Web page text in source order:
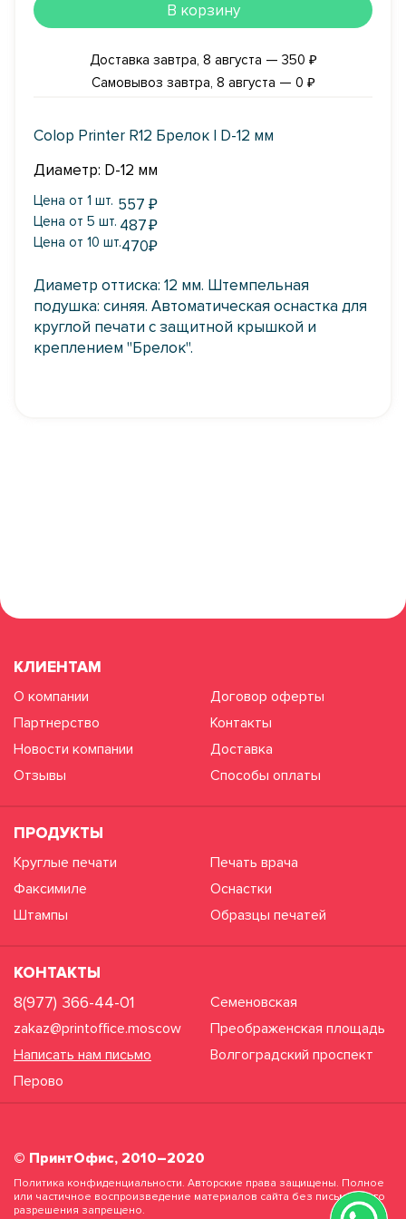
В корзину
Доставка завтра, 8 августа — 350 ₽
Самовывоз завтра, 8 августа — 0 ₽
Colop Printer R12 Брелок | D-12 мм
Диаметр: D-12 мм
Цена от 1 шт. 557 ₽
Цена от 5 шт. 487₽
Цена от 10 шт.470₽
Диаметр оттиска: 12 мм. Штемпельная
подушка: синяя. Автоматическая оснастка для
круглой печати с защитной крышкой и
креплением "Брелок".
КЛИЕНТАМ
О компании
Партнерство
Новости компании
Отзывы
Договор оферты
Контакты
Доставка
Способы оплаты
ПРОДУКТЫ
Круглые печати
Факсимиле
Штампы
Печать врача
Оснастки
Образцы печатей
КОНТАКТЫ
8(977) 366-44-01
zakaz@printoffice.moscow
Написать нам письмо
Перово
Семеновская
Преображенская площадь
Волгоградский проспект
© ПринтОфис, 2010–2020
Политика конфиденциальности. Авторские права защищены. Полное
или частичное воспроизведение материалов сайта без письменного
разрешения запрещено.